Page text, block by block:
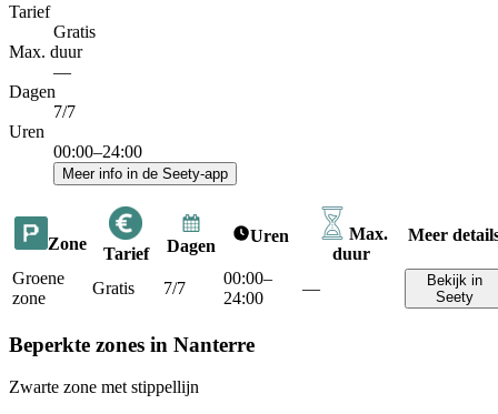
Tarief
Gratis
Max. duur
—
Dagen
7/7
Uren
00:00–24:00
Meer info in de Seety-app
Zone
Tarief Dagen
Uren
Max.
duur
Meer
Groene
zone
Gratis 7/7
00:00–
24:00
—
Bekijk in
Seety
Beperkte zones in Nanterre
Zwarte zone met stippellijn